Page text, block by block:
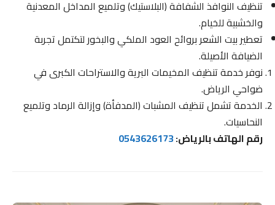
تنظيف النوافذ الشفافة (البلاستيك) وتلميع المداخل المعدنية
والخشبية للخيام.
تعطير بيت الشعر بروائح العود الملكي والبخور لتكتمل تجربة
الضيافة الأصيلة.
نوفر خدمة تنظيف المخيمات البرية والاستراحات الكبرى في
ضواحي الرياض.
الخدمة تشمل تنظيف المشبات (المدفأة) وإزالة الرماد وتلميع
النحاسيات.
رقم الهاتف بالرياض:0543626173